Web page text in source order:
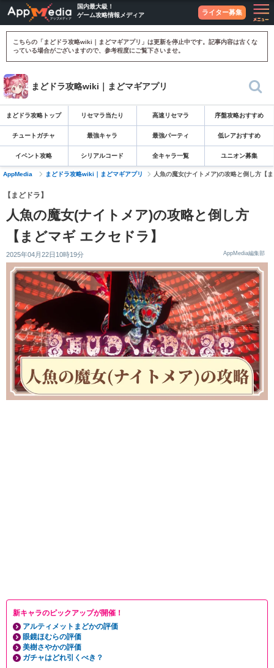
国内最大級！
ゲーム攻略情報メディア
ライター募集
こちらの「まどドラ攻略wiki｜まどマギアプリ」は更新を停止中です。記事内容は古くな
っている場合がございますので、参考程度にご覧下さいませ。
まどドラ攻略wiki｜まどマギアプリ
まどドラ攻略トップ リセマラ当たり 高速リセマラ 序盤攻略おすすめ
チュートガチャ 最強キャラ 最強パーティ 低レアおすすめ
イベント攻略 シリアルコード 全キャラ一覧 ユニオン募集
AppMedia まどドラ攻略wiki｜まどマギアプリ 人魚の魔女(ナイトメア)の攻略と倒し方【
【まどドラ】
人魚の魔女(ナイトメア)の攻略と倒し方
【まどマギ エクセドラ】
2025年04月22日10時19分 AppMedia編集部
新キャラのピックアップが開催！
アルティメットまどかの評価
眼鏡ほむらの評価
美樹さやかの評価
ガチャはどれ引くべき？